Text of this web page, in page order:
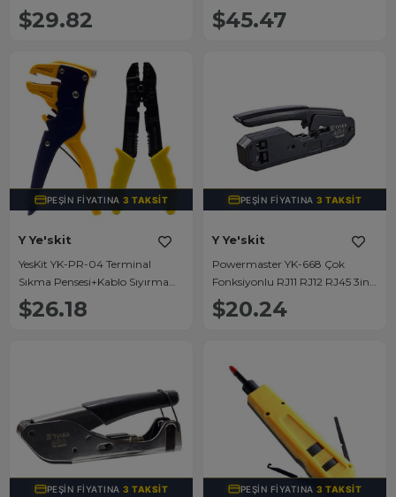
$29.82 $45.47
PEŞIN FIYATINA3 TAKSIT
Y Ye'skit
YesKit YK-PR-04 Terminal
Sıkma Pensesi+Kablo Sıyırma
Pensesi+Uç Seti
$26.18
PEŞIN FIYATINA3 TAKSIT
Y Ye'skit
Powermaster YK-668 Çok
Fonksiyonlu RJ11 RJ12 RJ45 3in1
Kablo Kesme - Soyma -
Konnektör Çakma Pensesi
$20.24
PEŞIN FIYATINA3 TAKSIT PEŞIN FIYATINA3 TAKSIT